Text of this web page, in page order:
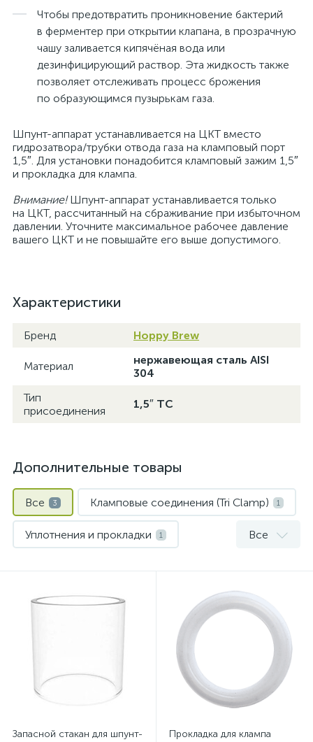
Чтобы предотвратить проникновение бактерий
в ферментер при открытии клапана, в прозрачную
чашу заливается кипячёная вода или
дезинфицирующий раствор. Эта жидкость также
позволяет отслеживать процесс брожения
по образующимся пузырькам газа.
Шпунт-аппарат устанавливается на ЦКТ вместо
гидрозатвора/трубки отвода газа на кламповый порт
1,5″. Для установки понадобится кламповый зажим 1,5″
и прокладка для клампа.
Внимание!Шпунт-аппарат устанавливается только
на ЦКТ, рассчитанный на сбраживание при избыточном
давлении. Уточните максимальное рабочее давление
вашего ЦКТ и не повышайте его выше допустимого.
Характеристики
Бренд Hoppy Brew
Материал
нержавеющая сталь AISI
304
Тип
присоединения
1,5″ TC
Дополнительные товары
Все 3 Кламповые соединения (Tri Clamp) 1
Уплотнения и прокладки 1 Все
Запасной стакан для шпунт-
Прокладка для клампа